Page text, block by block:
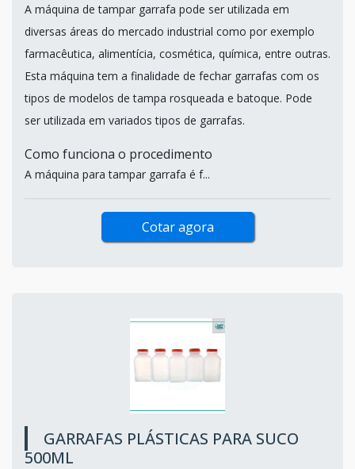
A máquina de tampar garrafa pode ser utilizada em
diversas áreas do mercado industrial como por exemplo
farmacêutica, alimentícia, cosmética, química, entre outras.
Esta máquina tem a finalidade de fechar garrafas com os
tipos de modelos de tampa rosqueada e batoque. Pode
ser utilizada em variados tipos de garrafas.
Como funciona o procedimento
A máquina para tampar garrafa é f...
Cotar agora
GARRAFAS PLÁSTICAS PARA SUCO
500ML